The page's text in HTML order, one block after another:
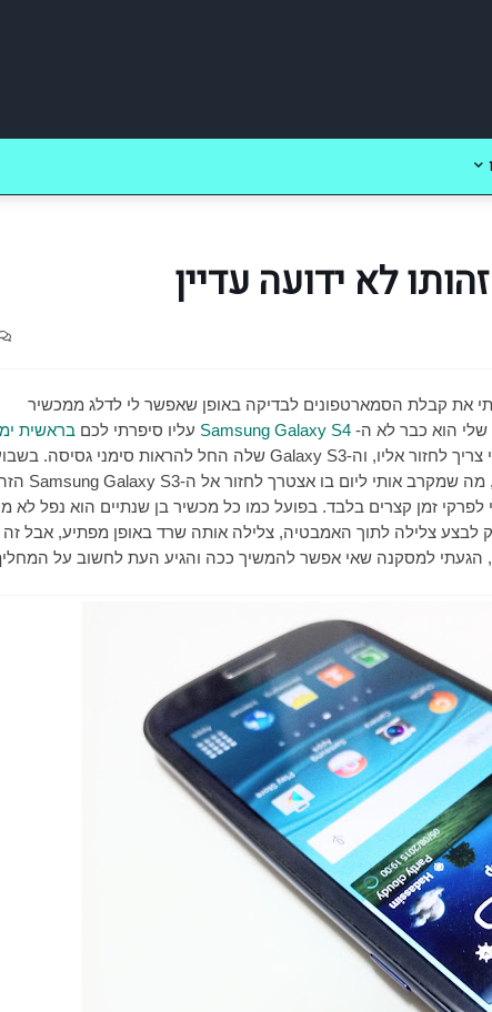
לא ידועה עדיין
את קבלת הסמארטפונים לבדיקה באופן שאפשר לי לדלג ממכשיר
שלי הוא כבר לא ה- Samsung Galaxy S4 עליו סיפרתי לכם בראשית
לחזור אליו, וה-Galaxy S3 שלה החל להראות סימני גסיסה.
, מה שמקרב אותי ליום בו אצטרך לחזור אל ה-Samsung Galaxy S3
זמן קצרים בלבד. בפועל כמו כל מכשיר בן שנתיים הוא נפל לא
לבצע צלילה לתוך האמבטיה, צלילה אותה שרד באופן מפתיע, אבל
הגעתי למסקנה שאי אפשר להמשיך ככה והגיע העת לחשוב על